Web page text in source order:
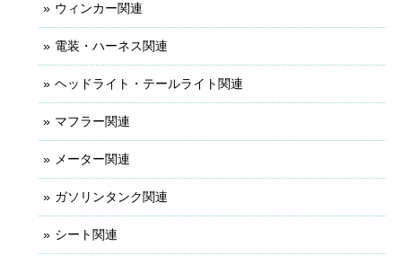
ウィンカー関連
電装・ハーネス関連
ヘッドライト・テールライト関連
マフラー関連
メーター関連
ガソリンタンク関連
シート関連